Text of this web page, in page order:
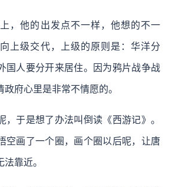
，他的出发点不一样，他想的不一
上级交代，上级的原则是：华洋分
国人要分开来居住。因为鸦片战争战
府心里是非常不情愿的。
，于是想了办法叫倒读《西游记》。
空画了一个圈，画个圈以后呢，让唐
靠近。